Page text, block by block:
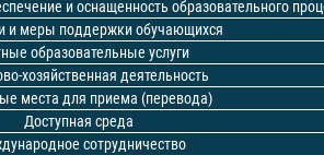
и оснащенность образовательного
и меры поддержки обучающихся
образовательные услуги
хозяйственная деятельность
места для приема (перевода)
Доступная среда
сотрудничество